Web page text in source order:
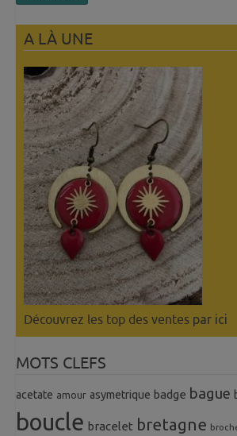
A LÀ UNE
Découvrez les top des ventes par ici
MOTS CLEFS
acetate amour asymetrique badge bague
boucle bracelet bretagne